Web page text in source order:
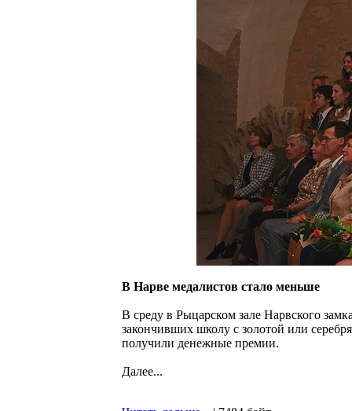
В Нарве медалистов стало меньше
В среду в Рыцарском зале Нарвского
закончивших школу с золотой или
получили денежные премии.
Далее...